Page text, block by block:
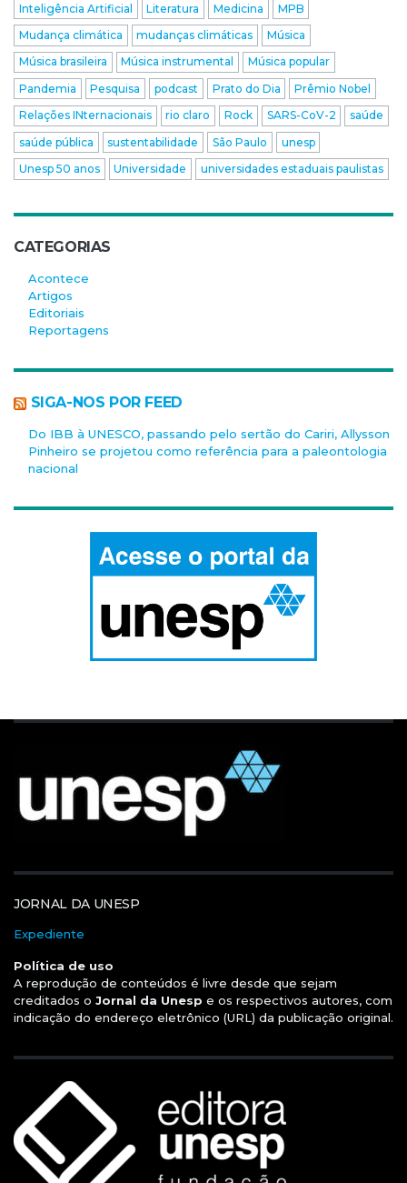
Inteligência Artificial
Literatura Medicina
MPB
Mudança climática
mudanças climáticas
Música
Música brasileira
Música instrumental
Música popular
Pandemia
Pesquisa podcast Prato do Dia
Prêmio Nobel
Relações INternacionais
rio claro Rock SARS-CoV-2
saúde
saúde pública
sustentabilidade São Paulo
unesp
Unesp 50 anos
Universidade universidades estaduais paulistas
CATEGORIAS
Acontece
Artigos
Editoriais
Reportagens
SIGA-NOS POR FEED
Do IBB à UNESCO, passando pelo sertão do Cariri, Allysson
Pinheiro se projetou como referência para a paleontologia
nacional
JORNAL DA UNESP
Expediente
Política de uso
A reprodução de conteúdos é livre desde que sejam
creditados o Jornal da Unesp e os respectivos autores, com
indicação do endereço eletrônico (URL) da publicação original.